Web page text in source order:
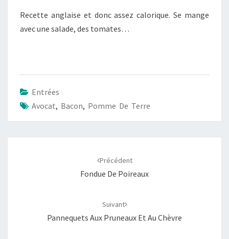
Recette anglaise et donc assez calorique. Se mange
avec une salade, des tomates…
Entrées
Avocat, Bacon, Pomme De Terre
Précédent
Fondue De Poireaux
Suivant
Pannequets Aux Pruneaux Et Au Chèvre